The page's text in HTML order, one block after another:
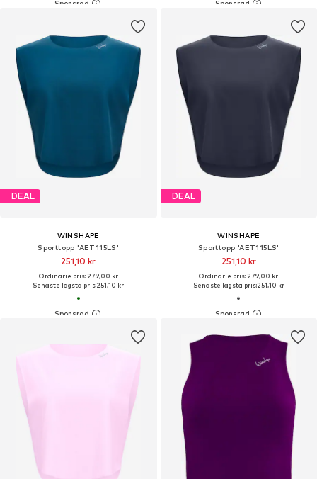
DEAL
WINSHAPE
Sporttopp 'AET115LS'
251,10 kr
Ordinarie pris: 279,00 kr
Senaste lägsta pris:251,10 kr
DEAL
WINSHAPE
Sporttopp 'AET115LS'
251,10 kr
Ordinarie pris: 279,00 kr
Senaste lägsta pris:251,10 kr